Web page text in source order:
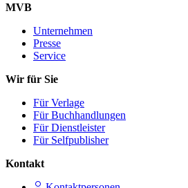
MVB
Unternehmen
Presse
Service
Wir für Sie
Für Verlage
Für Buchhandlungen
Für Dienstleister
Für Selfpublisher
Kontakt